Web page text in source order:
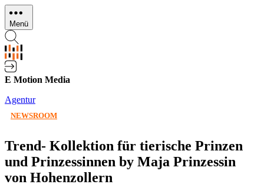
Direkt
zum
Inhalt
Menü
E Motion Media
Agentur
NEWSROOM
Trend- Kollektion für tierische Prinzen
und Prinzessinnen by Maja Prinzessin
von Hohenzollern